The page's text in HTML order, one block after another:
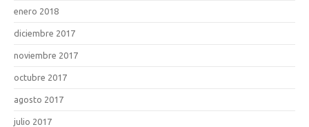
enero 2018
diciembre 2017
noviembre 2017
octubre 2017
agosto 2017
julio 2017